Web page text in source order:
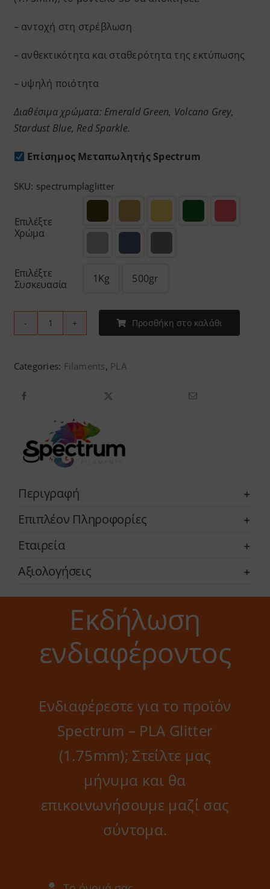
– αντοχή στη στρέβλωση
– ανθεκτικότητα και σταθερότητα της εκτύπωσης
– υψηλή ποιότητα
Διαθέσιμα χρώματα: Emerald Green, Volcano Grey,
Stardust Blue, Red Sparkle.
Επίσημος Μεταπωλητής Spectrum
SKU: spectrumplaglitter
Επιλέξτε
Χρώμα
Επιλέξτε
Συσκευασία
1Kg 500gr
Spectrum
PLA
Προσθήκη στο καλάθι
Categories: Filaments, PLA
Περιγραφή
Επιπλέον Πληροφορίες
Εταιρεία
Αξιολογήσεις
Εκδήλωση
ενδιαφέροντος
Ενδιαφέρεστε για το προϊόν
Spectrum – PLA Glitter
(1.75mm); Στείλτε μας
μήνυμα και θα
επικοινωνήσουμε μαζί σας
σύντομα.